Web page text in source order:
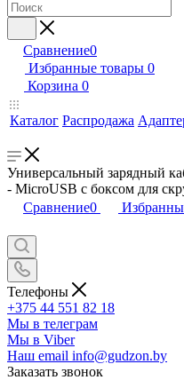
Сравнение0
Избранные товары 0
Корзина 0
Каталог Распродажа
Универсальный зарядный
- MicroUSB с боксом для
Сравнение0
Телефоны
+375 44 551 82 18
Мы в телеграм
Мы в Viber
Наш email info@gudzon.by
Заказать звонок